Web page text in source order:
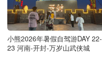
小熊2026年暑假自驾游DAY 22-
23 河南-开封-万岁山武侠城